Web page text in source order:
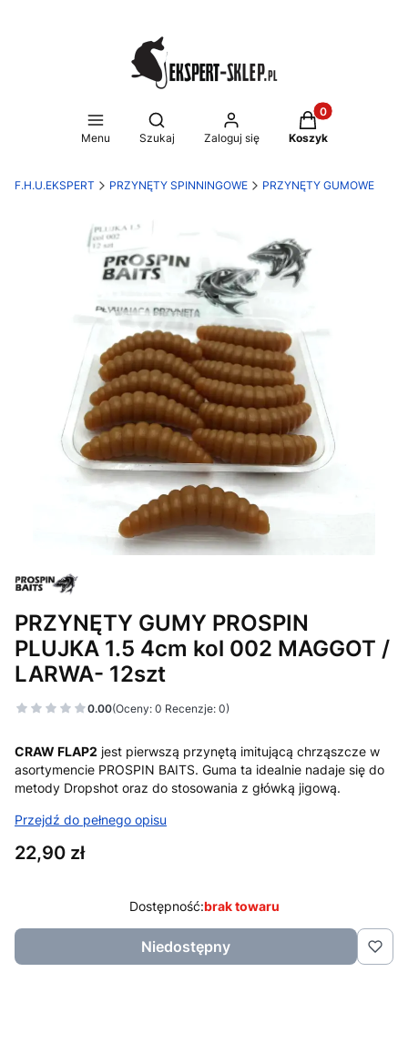
Menu
Otwórz wyszukiwarkę
Szukaj Zaloguj się
Produkty w
Koszyk
F.H.U.EKSPERT PRZYNĘTY SPINNINGOWE PRZYNĘTY GUMOWE
PRZYNĘTY GUMY PROSPIN
PLUJKA 1.5 4cm kol 002 MAGGOT /
LARWA- 12szt
0.00(Oceny: 0 Recenzje: 0)
CRAW FLAP2 jest pierwszą przynętą imitującą chrząszcze w
asortymencie PROSPIN BAITS. Guma ta idealnie nadaje się do
metody Dropshot oraz do stosowania z główką jigową.
Przejdź do pełnego opisu
Cena
22,90 zł
Dostępność:brak towaru
Niedostępny